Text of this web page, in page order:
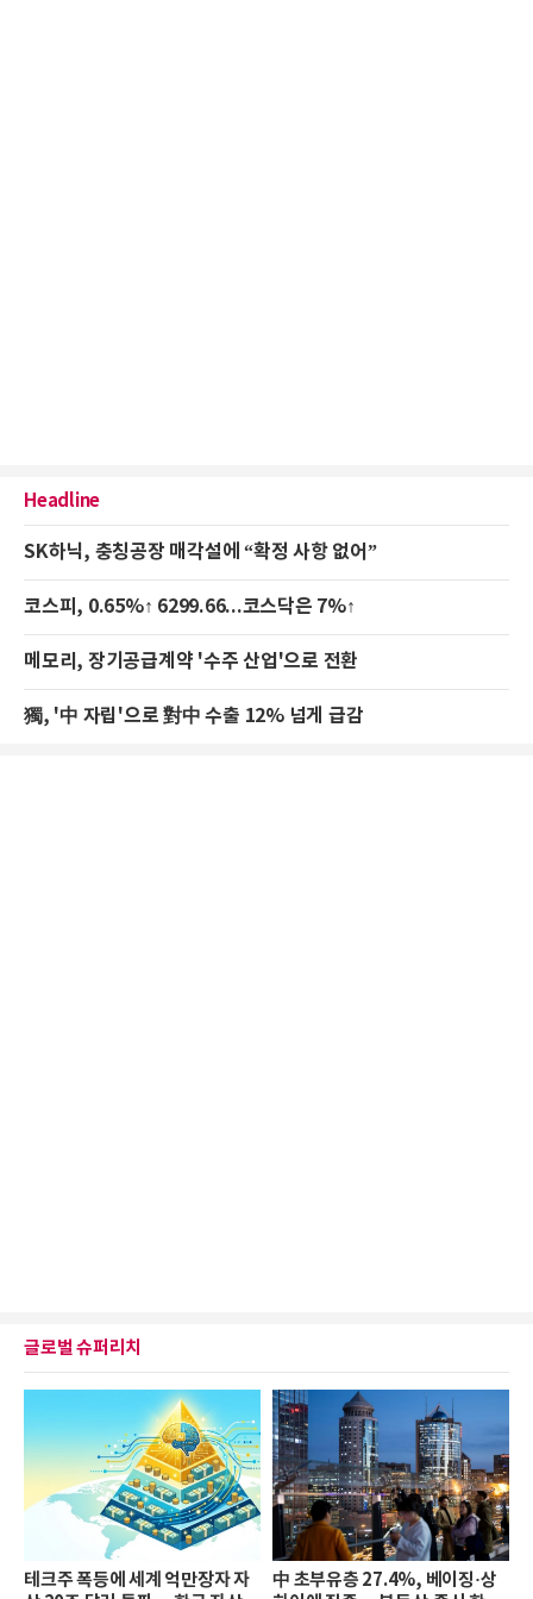
Headline
SK하닉, 충칭공장 매각설에 “확정 사항 없어”
코스피, 0.65%↑ 6299.66...코스닥은 7%↑
메모리, 장기공급계약 '수주 산업'으로 전환
獨, '中 자립'으로 對中 수출 12% 넘게 급감
글로벌 슈퍼리치
테크주 폭등에 세계 억만장자 자
中 초부유층 27.4%, 베이징·상